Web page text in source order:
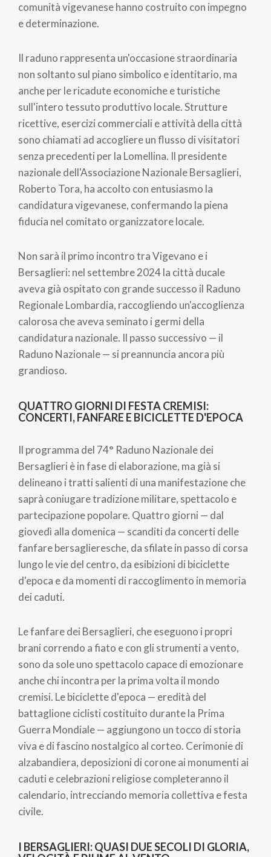
comunità vigevanese hanno costruito con impegno
e determinazione.
Il raduno rappresenta un'occasione straordinaria
non soltanto sul piano simbolico e identitario, ma
anche per le ricadute economiche e turistiche
sull'intero tessuto produttivo locale. Strutture
ricettive, esercizi commerciali e attività della città
sono chiamati ad accogliere un flusso di visitatori
senza precedenti per la Lomellina. Il presidente
nazionale dell'Associazione Nazionale Bersaglieri,
Roberto Tora, ha accolto con entusiasmo la
candidatura vigevanese, confermando la piena
fiducia nel comitato organizzatore locale.
Non sarà il primo incontro tra Vigevano e i
Bersaglieri: nel settembre 2024 la città ducale
aveva già ospitato con grande successo il Raduno
Regionale Lombardia, raccogliendo un'accoglienza
calorosa che aveva seminato i germi della
candidatura nazionale. Il passo successivo — il
Raduno Nazionale — si preannuncia ancora più
grandioso.
QUATTRO GIORNI DI FESTA CREMISI:
CONCERTI, FANFARE E BICICLETTE D'EPOCA
Il programma del 74° Raduno Nazionale dei
Bersaglieri è in fase di elaborazione, ma già si
delineano i tratti salienti di una manifestazione che
saprà coniugare tradizione militare, spettacolo e
partecipazione popolare. Quattro giorni — dal
giovedì alla domenica — scanditi da concerti delle
fanfare bersaglieresche, da sfilate in passo di corsa
lungo le vie del centro, da esibizioni di biciclette
d'epoca e da momenti di raccoglimento in memoria
dei caduti.
Le fanfare dei Bersaglieri, che eseguono i propri
brani correndo a fiato e con gli strumenti a vento,
sono da sole uno spettacolo capace di emozionare
anche chi incontra per la prima volta il mondo
cremisi. Le biciclette d'epoca — eredità del
battaglione ciclisti costituito durante la Prima
Guerra Mondiale — aggiungono un tocco di storia
viva e di fascino nostalgico al corteo. Cerimonie di
alzabandiera, deposizioni di corone ai monumenti ai
caduti e celebrazioni religiose completeranno il
calendario, intrecciando memoria collettiva e festa
civile.
I BERSAGLIERI: QUASI DUE SECOLI DI GLORIA,